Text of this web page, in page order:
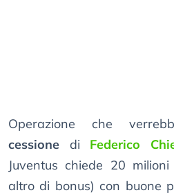
Operazione che
cessione di Federico
Juventus chiede 20
altro di bonus) con buone